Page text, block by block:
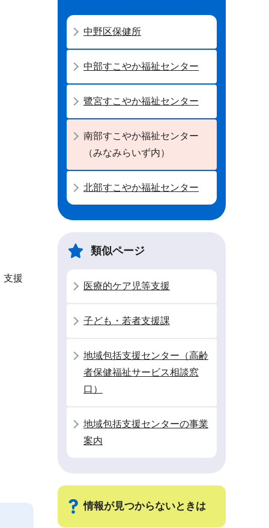
支援
中野区保健所
中部すこやか福祉センター
鷺宮すこやか福祉センター
南部すこやか福祉センター
（みなみらいず内）
北部すこやか福祉センター
類似ページ
医療的ケア児等支援
子ども・若者支援課
地域包括支援センター（高齢
者保健福祉サービス相談窓
口）
地域包括支援センターの事業
案内
情報が見つからないときは